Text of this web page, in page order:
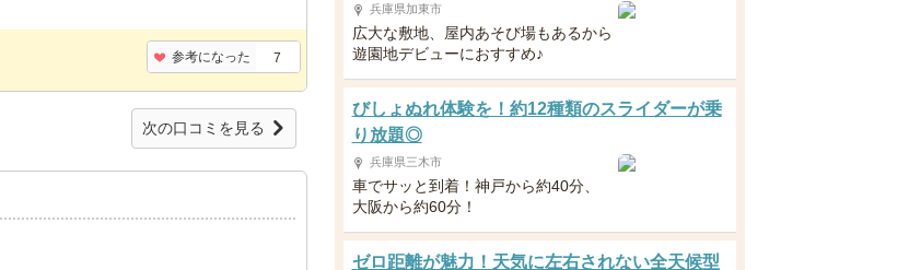
参考になった 7
次の口コミを見る
兵庫県加東市
広大な敷地、屋内あそび場もあるから
遊園地デビューにおすすめ♪
びしょぬれ体験を！約12種類のスライダーが乗
り放題◎
兵庫県三木市
車でサッと到着！神戸から約40分、
大阪から約60分！
ゼロ距離が魅力！天気に左右されない全天候型